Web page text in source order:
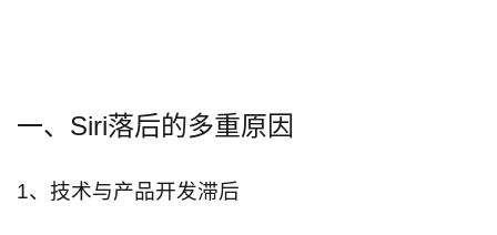
一、Siri落后的多重原因
1、技术与产品开发滞后